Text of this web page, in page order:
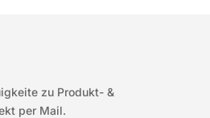
zu Produkt- &
per Mail.